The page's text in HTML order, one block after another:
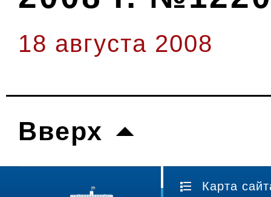
18 августа 2008
Вверх
Карта